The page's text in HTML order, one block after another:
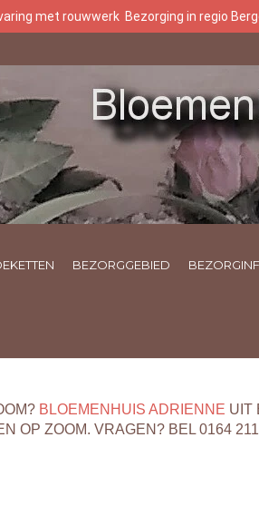
met rouwwerk Bezorging in regio
BEZORGGEBIED
BLOEMENHUIS ADRIENNE UIT
OP ZOOM. VRAGEN? BEL 0164